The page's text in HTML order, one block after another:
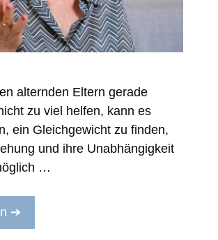
alternden Eltern gerade
zu viel helfen, kann es
ein Gleichgewicht zu finden,
und ihre Unabhängigkeit
…
➔